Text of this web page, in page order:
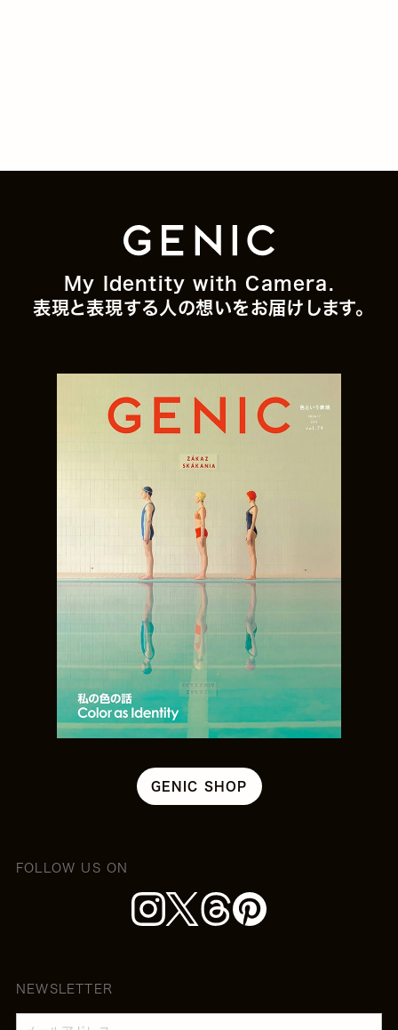
My Identity with Camera.
表現と表現する人の想いをお届けします。
GENIC SHOP
FOLLOW US ON
NEWSLETTER